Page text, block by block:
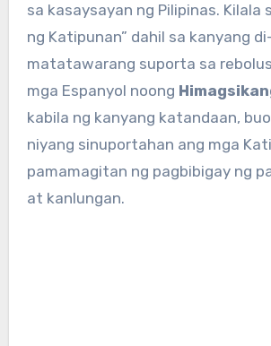
sa kasaysayan ng Pilipinas. Kilala
ng Katipunan” dahil sa kanyang
matatawarang suporta sa
mga Espanyol noong
kabila ng kanyang katandaan,
niyang sinuportahan ang mga
pamamagitan ng pagbibigay ng
at kanlungan.